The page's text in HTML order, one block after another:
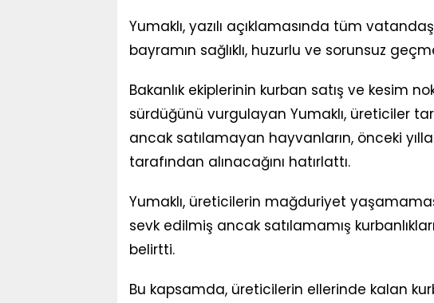
Yumaklı, yazılı açıklamasında tüm
bayramın sağlıklı, huzurlu ve sorunsuz
Bakanlık ekiplerinin kurban satış ve kesim
sürdüğünü vurgulayan Yumaklı, üreticiler
ancak satılamayan hayvanların, önceki
tarafından alınacağını hatırlattı.
Yumaklı, üreticilerin mağduriyet
sevk edilmiş ancak satılamamış
belirtti.
Bu kapsamda, üreticilerin ellerinde kalan